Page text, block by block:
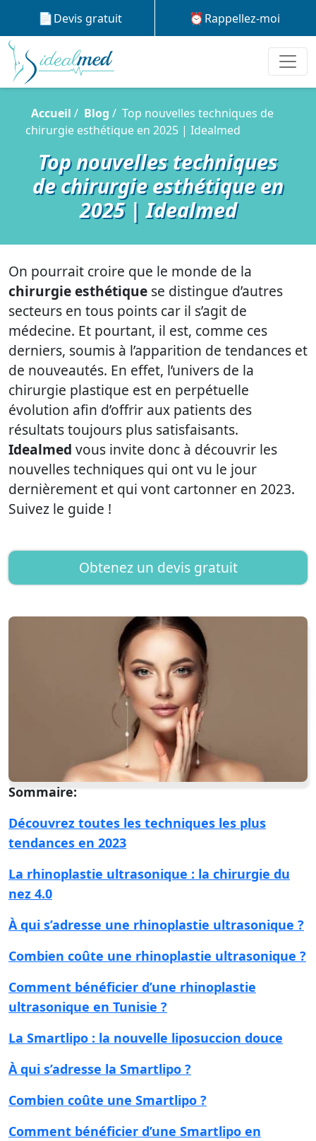
Devis gratuit Rappellez-moi
Accueil Blog
Top nouvelles techniques de
chirurgie esthétique en 2025 | Idealmed
Top nouvelles techniques
de chirurgie esthétique en
2025 | Idealmed
On pourrait croire que le monde de la
chirurgie esthétique se distingue d’autres
secteurs en tous points car il s’agit de
médecine. Et pourtant, il est, comme ces
derniers, soumis à l’apparition de tendances et
de nouveautés. En effet, l’univers de la
chirurgie plastique est en perpétuelle
évolution afin d’offrir aux patients des
résultats toujours plus satisfaisants.
Idealmed vous invite donc à découvrir les
nouvelles techniques qui ont vu le jour
dernièrement et qui vont cartonner en 2023.
Suivez le guide !
Obtenez un devis gratuit
Sommaire:
Découvrez toutes les techniques les plus
tendances en 2023
La rhinoplastie ultrasonique : la chirurgie du
nez 4.0
À qui s’adresse une rhinoplastie ultrasonique ?
Combien coûte une rhinoplastie ultrasonique ?
Comment bénéficier d’une rhinoplastie
ultrasonique en Tunisie ?
La Smartlipo : la nouvelle liposuccion douce
À qui s’adresse la Smartlipo ?
Combien coûte une Smartlipo ?
Comment bénéficier d’une Smartlipo en